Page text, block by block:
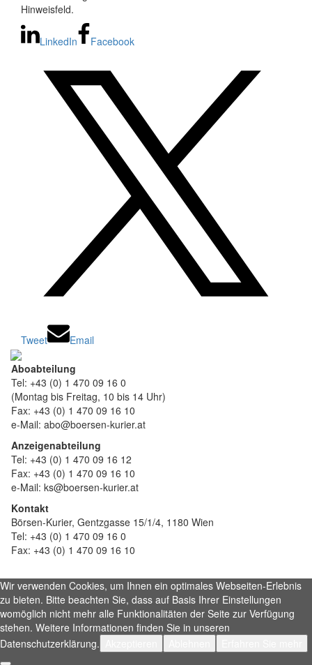
Hinweisfeld.
LinkedIn Facebook
Tweet Email
Aboabteilung
Tel: +43 (0) 1 470 09 16 0
(Montag bis Freitag, 10 bis 14 Uhr)
Fax: +43 (0) 1 470 09 16 10
e-Mail: abo@boersen-kurier.at
Anzeigenabteilung
Tel: +43 (0) 1 470 09 16 12
Fax: +43 (0) 1 470 09 16 10
e-Mail: ks@boersen-kurier.at
Kontakt
Börsen-Kurier, Gentzgasse 15/1/4, 1180 Wien
Tel: +43 (0) 1 470 09 16 0
Fax: +43 (0) 1 470 09 16 10
Wir verwenden Cookies, um Ihnen ein optimales Webseiten-Erlebnis
zu bieten. Bitte beachten Sie, dass auf Basis Ihrer Einstellungen
womöglich nicht mehr alle Funktionalitäten der Seite zur Verfügung
stehen. Weitere Informationen finden Sie in unseren
Datenschutzerklärung.